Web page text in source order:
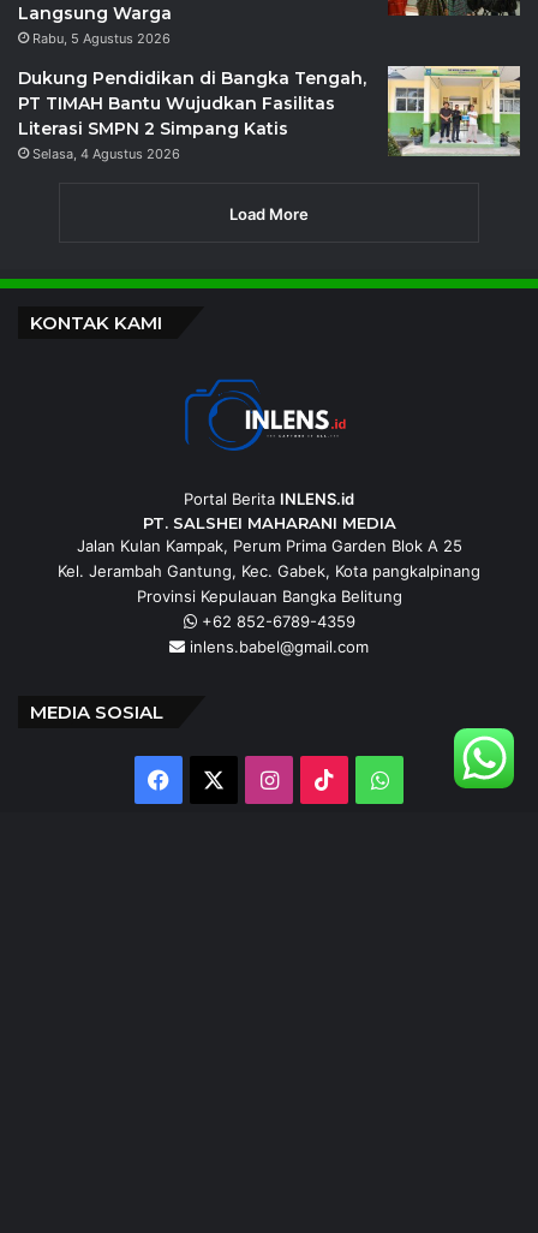
Langsung Warga
Rabu, 5 Agustus 2026
Dukung Pendidikan di Bangka Tengah,
PT TIMAH Bantu Wujudkan Fasilitas
Literasi SMPN 2 Simpang Katis
Selasa, 4 Agustus 2026
Load More
KONTAK KAMI
Portal Berita INLENS.id
PT. SALSHEI MAHARANI MEDIA
Jalan Kulan Kampak, Perum Prima Garden Blok A 25
Kel. Jerambah Gantung, Kec. Gabek, Kota pangkalpinang
Provinsi Kepulauan Bangka Belitung
+62 852-6789-4359
inlens.babel@gmail.com
MEDIA SOSIAL
Facebook Instagram
TikTokWhatsApp